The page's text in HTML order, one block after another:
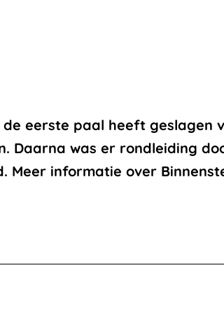
eerste paal heeft geslagen
Daarna was er rondleiding
informatie over